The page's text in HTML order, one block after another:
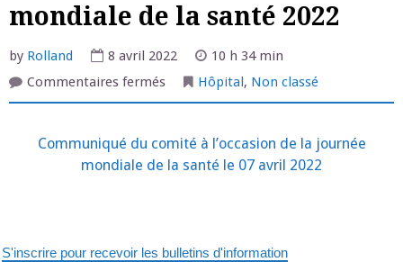
mondiale de la santé 2022
by Rolland 8 avril 2022
10 h 34 min
Commentaires ferméssur
Montceau-
les-
Journée
mondiale
de
Hôpital, Non classé
Communiqué du comité à l’occasion de la journée
mondiale de la santé le 07 avril 2022
S'inscrire pour recevoir les bulletins d'information